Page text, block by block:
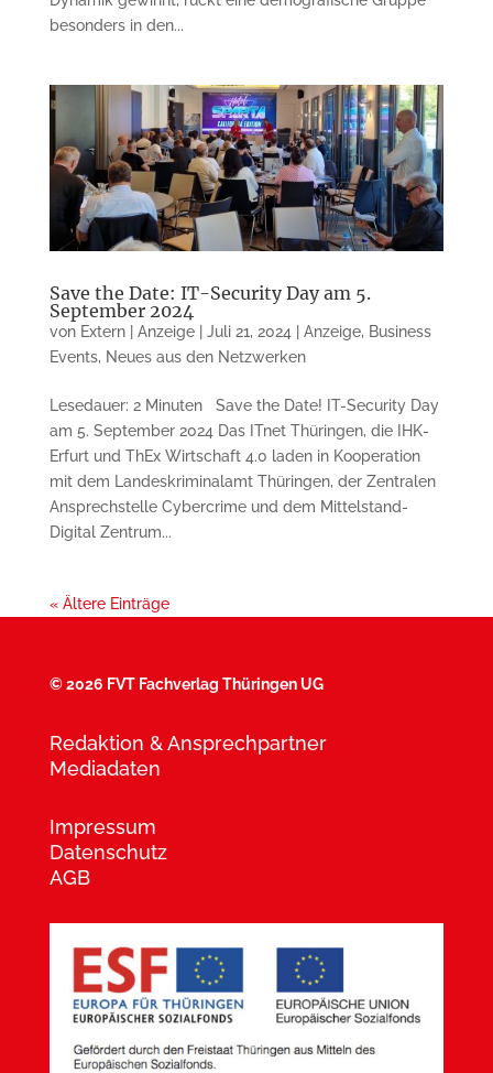
besonders in den...
Save the Date: IT-Security Day am 5.
September 2024
von Extern | Anzeige| Juli 21, 2024 Anzeige, Business
Events, Neues aus den Netzwerken
Lesedauer: 2 Minuten Save the Date! IT-Security Day
am 5. September 2024 Das ITnet Thüringen, die IHK-
Erfurt und ThEx Wirtschaft 4.0 laden in Kooperation
mit dem Landeskriminalamt Thüringen, der Zentralen
Ansprechstelle Cybercrime und dem Mittelstand-
Digital Zentrum...
« Ältere Einträge
©2026 FVT Fachverlag Thüringen UG
Redaktion & Ansprechpartner
Mediadaten
Impressum
Datenschutz
AGB